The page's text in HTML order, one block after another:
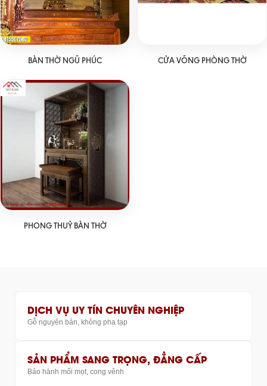
BÀN THỜ NGŨ PHÚC CỬA VÕNG PHÒNG THỜ
PHONG THUỶ BÀN THỜ
DỊCH VỤ UY TÍN CHUYÊN NGHIỆP
Gỗ nguyên bản, không pha tạp
SẢN PHẨM SANG TRỌNG, ĐẲNG CẤP
Bảo hành mối mọt, cong vênh